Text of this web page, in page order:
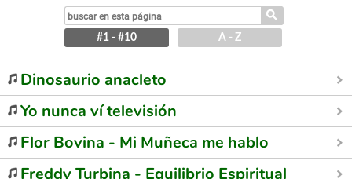
⚲
#1 - #10 A - Z
Dinosaurio anacleto
Yo nunca ví televisión
Flor Bovina - Mi Muñeca me hablo
Freddy Turbina - Equilibrio Espiritual